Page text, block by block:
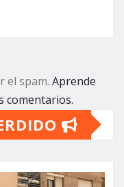
el spam. Aprende
comentarios.